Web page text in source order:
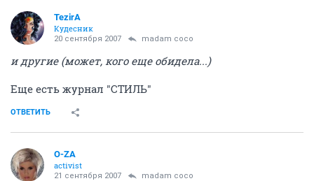
TezirA
Кудесник
20 сентября 2007 madam coco
и другие (может, кого еще обидела...)
Еще есть журнал "СТИЛЬ"
ОТВЕТИТЬ
O-ZA
activist
21 сентября 2007 madam coco